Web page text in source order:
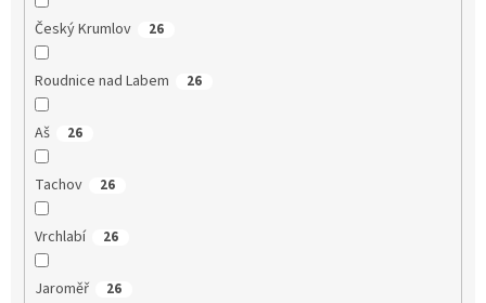
Český Krumlov 26
Roudnice nad Labem 26
Aš 26
Tachov 26
Vrchlabí 26
Jaroměř 26